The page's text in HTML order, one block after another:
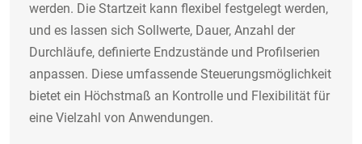
werden. Die Startzeit kann flexibel festgelegt werden,
und es lassen sich Sollwerte, Dauer, Anzahl der
Durchläufe, definierte Endzustände und Profilserien
anpassen. Diese umfassende Steuerungsmöglichkeit
bietet ein Höchstmaß an Kontrolle und Flexibilität für
eine Vielzahl von Anwendungen.